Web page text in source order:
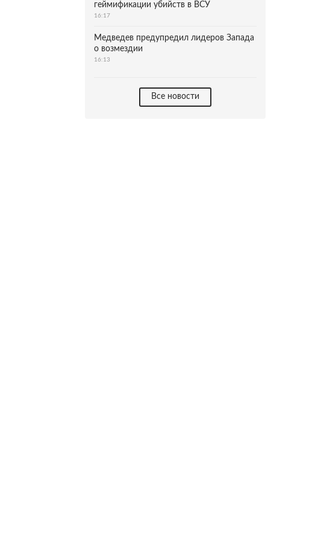
геймификации убийств в ВСУ
16:17
Медведев предупредил лидеров Запада
о возмездии
16:13
Все новости